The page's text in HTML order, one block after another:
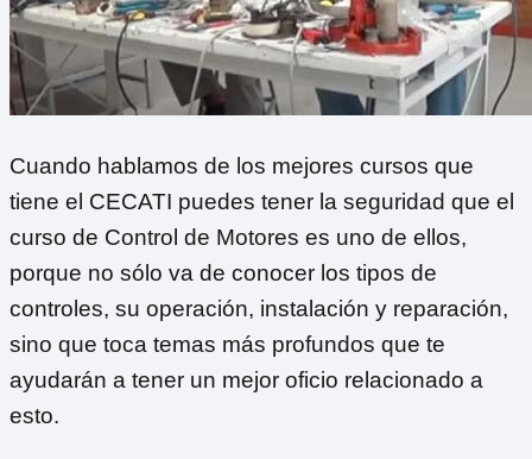
Cuando hablamos de los mejores cursos que
tiene el CECATI puedes tener la seguridad que el
curso de Control de Motores es uno de ellos,
porque no sólo va de conocer los tipos de
controles, su operación, instalación y reparación,
sino que toca temas más profundos que te
ayudarán a tener un mejor oficio relacionado a
esto.